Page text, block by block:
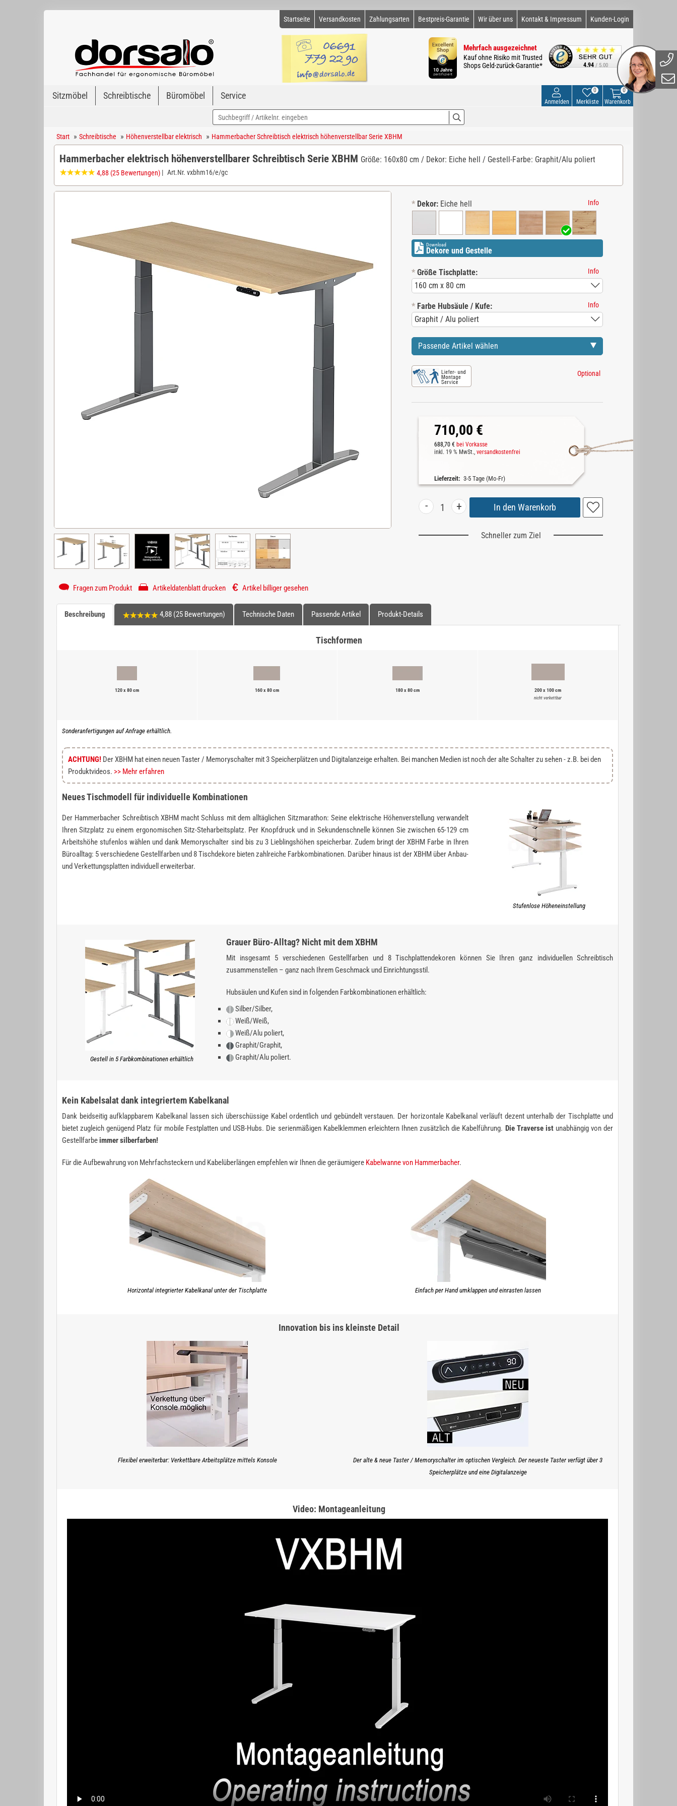
Startseite Versandkosten Zahlungsarten Bestpreis-Garantie Wir über uns Kontakt & Impressum Kunden-Login
Mehrfach ausgezeichnet
Kauf ohne Risiko mit Trusted
Shops Geld-zurück-Garantie*
4.94 / 5.00
Sitzmöbel Schreibtische Büromöbel Service
0
Warenkorb
Merkliste
0
Anmelden
Start » Schreibtische » Höhenverstellbar elektrisch » Hammerbacher Schreibtisch elektrisch höhenverstellbar Serie XBHM
Hammerbacher elektrisch höhenverstellbarer Schreibtisch Serie XBHM Größe: 160x80 cm / Dekor: Eiche hell / Gestell-Farbe: Graphit/Alu poliert
4,88 (25 Bewertungen) | Art.Nr. vxbhm16/e/gc
* Dekor: Eiche hell Info
Download
Dekore und Gestelle
* Größe Tischplatte: Info
* Farbe Hubsäule / Kufe: Info
Passende Artikel wählen
Optional
710,00 €
688,70 € bei Vorkasse
inkl. 19 % MwSt., versandkostenfrei
Lieferzeit: 3-5 Tage (Mo-Fr)
- +
Schneller zum Ziel
Fragen zum Produkt Artikeldatenblatt drucken Artikel billiger gesehen
Beschreibung 4,88 (25 Bewertungen) Technische Daten Passende Artikel Produkt-Details
Tischformen
120 x 80 cm 160 x 80 cm 180 x 80 cm 200 x 100 cm
nicht verkettbar
Sonderanfertigungen auf Anfrage erhältlich.
ACHTUNG! Der XBHM hat einen neuen Taster / Memoryschalter mit 3 Speicherplätzen und Digitalanzeige erhalten. Bei manchen Medien ist noch der alte Schalter zu sehen - z.B. bei den
Produktvideos. >> Mehr erfahren
Neues Tischmodell für individuelle Kombinationen
Stufenlose Höheneinstellung
Der Hammerbacher Schreibtisch XBHM macht Schluss mit dem alltäglichen Sitzmarathon: Seine elektrische Höhenverstellung verwandelt
Ihren Sitzplatz zu einem ergonomischen Sitz-Steharbeitsplatz. Per Knopfdruck und in Sekundenschnelle können Sie zwischen 65-129 cm
Arbeitshöhe stufenlos wählen und dank Memoryschalter sind bis zu 3 Lieblingshöhen speicherbar. Zudem bringt der XBHM Farbe in Ihren
Büroalltag: 5 verschiedene Gestellfarben und 8 Tischdekore bieten zahlreiche Farbkombinationen. Darüber hinaus ist der XBHM über Anbau-
und Verkettungsplatten individuell erweiterbar.
Gestell in 5 Farbkombinationen erhältlich
Grauer Büro-Alltag? Nicht mit dem XBHM
Mit insgesamt 5 verschiedenen Gestellfarben und 8 Tischplattendekoren können Sie Ihren ganz individuellen Schreibtisch
zusammenstellen – ganz nach Ihrem Geschmack und Einrichtungsstil.
Hubsäulen und Kufen sind in folgenden Farbkombinationen erhältlich:
Silber/Silber,
Weiß/Weiß,
Weiß/Alu poliert,
Graphit/Graphit,
Graphit/Alu poliert.
Kein Kabelsalat dank integriertem Kabelkanal
Dank beidseitig aufklappbarem Kabelkanal lassen sich überschüssige Kabel ordentlich und gebündelt verstauen. Der horizontale Kabelkanal verläuft dezent unterhalb der Tischplatte und
bietet zugleich genügend Platz für mobile Festplatten und USB-Hubs. Die serienmäßigen Kabelklemmen erleichtern Ihnen zusätzlich die Kabelführung. Die Traverse istunabhängig von der
Gestellfarbeimmer silberfarben!
Für die Aufbewahrung von Mehrfachsteckern und Kabelüberlängen empfehlen wir Ihnen die geräumigere Kabelwanne von Hammerbacher.
Horizontal integrierter Kabelkanal unter der Tischplatte Einfach per Hand umklappen und einrasten lassen
Innovation bis ins kleinste Detail
Flexibel erweiterbar: Verkettbare Arbeitsplätze mittels Konsole
Der alte & neue Taster / Memoryschalter im optischen Vergleich. Der neueste Taster verfügt über 3
Speicherplätze und eine Digitalanzeige
Video: Montageanleitung